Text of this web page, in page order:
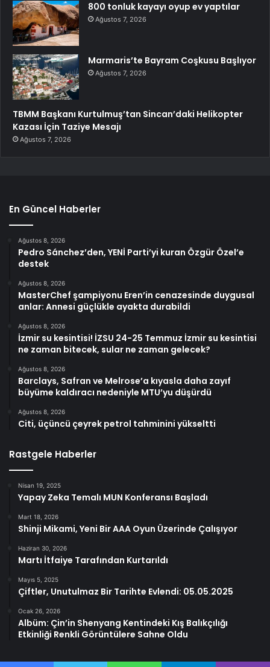
800 tonluk kayayı oyup ev yaptılar
Ağustos 7, 2026
Marmaris’te Bayram Coşkusu Başlıyor
Ağustos 7, 2026
TBMM Başkanı Kurtulmuş’tan Sincan’daki Helikopter
Kazası İçin Taziye Mesajı
Ağustos 7, 2026
En Güncel Haberler
Ağustos 8, 2026
Pedro Sánchez’den, YENİ Parti’yi kuran Özgür Özel’e
destek
Ağustos 8, 2026
MasterChef şampiyonu Eren’in cenazesinde duygusal
anlar: Annesi güçlükle ayakta durabildi
Ağustos 8, 2026
İzmir su kesintisi! İZSU 24-25 Temmuz İzmir su kesintisi
ne zaman bitecek, sular ne zaman gelecek?
Ağustos 8, 2026
Barclays, Safran ve Melrose’a kıyasla daha zayıf
büyüme kaldıracı nedeniyle MTU’yu düşürdü
Ağustos 8, 2026
Citi, üçüncü çeyrek petrol tahminini yükseltti
Rastgele Haberler
Nisan 19, 2025
Yapay Zeka Temalı MUN Konferansı Başladı
Mart 18, 2026
Shinji Mikami, Yeni Bir AAA Oyun Üzerinde Çalışıyor
Haziran 30, 2026
Martı İtfaiye Tarafından Kurtarıldı
Mayıs 5, 2025
Çiftler, Unutulmaz Bir Tarihte Evlendi: 05.05.2025
Ocak 26, 2026
Albüm: Çin’in Shenyang Kentindeki Kış Balıkçılığı
Etkinliği Renkli Görüntülere Sahne Oldu